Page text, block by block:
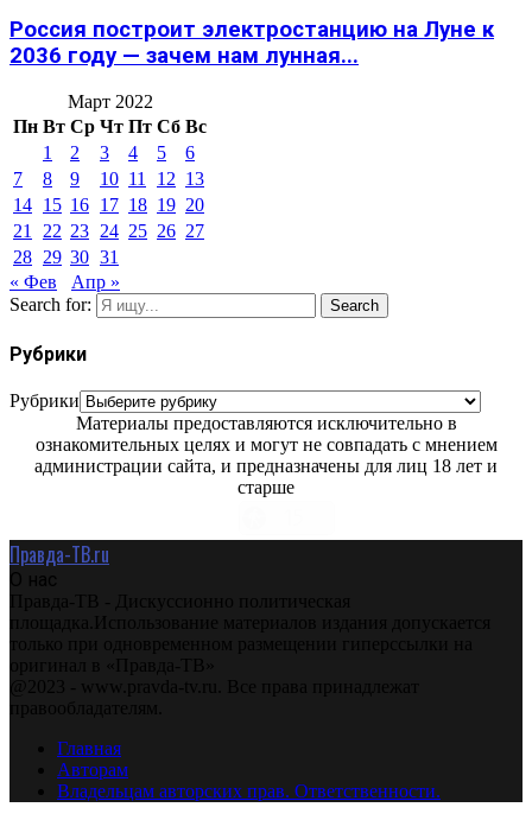
Россия построит электростанцию на Луне к
2036 году — зачем нам лунная...
Март 2022
Пн Вт Ср Чт Пт Сб Вс
1
2 3 4 5
6
7
8 9 10 11 12 13
14 15 16 17 18 19 20
21
22 23 24 25 26 27
28 29 30 31
« Фев
Апр »
Search for:
Search
Рубрики
Рубрики
Материалы предоставляются исключительно в
ознакомительных целях и могут не совпадать с мнением
администрации сайта, и предназначены для лиц 18 лет и
старше
Правда-ТВ.ru
О нас
Правда-ТВ - Дискуссионно политическая
площадка.Использование материалов издания допускается
только при одновременном размещении гиперссылки на
оригинал в «Правда-ТВ»
@2023 - www.pravda-tv.ru. Все права принадлежат
правообладателям.
Главная
Авторам
Владельцам авторских прав. Ответственности.